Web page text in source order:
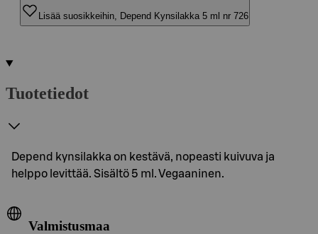
Lisää suosikkeihin, Depend Kynsilakka 5 ml nr 726
Tuotetiedot
Depend kynsilakka on kestävä, nopeasti kuivuva ja
helppo levittää. Sisältö 5 ml. Vegaaninen.
Valmistusmaa